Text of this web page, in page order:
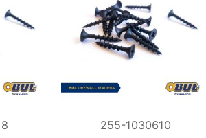
255-1030610